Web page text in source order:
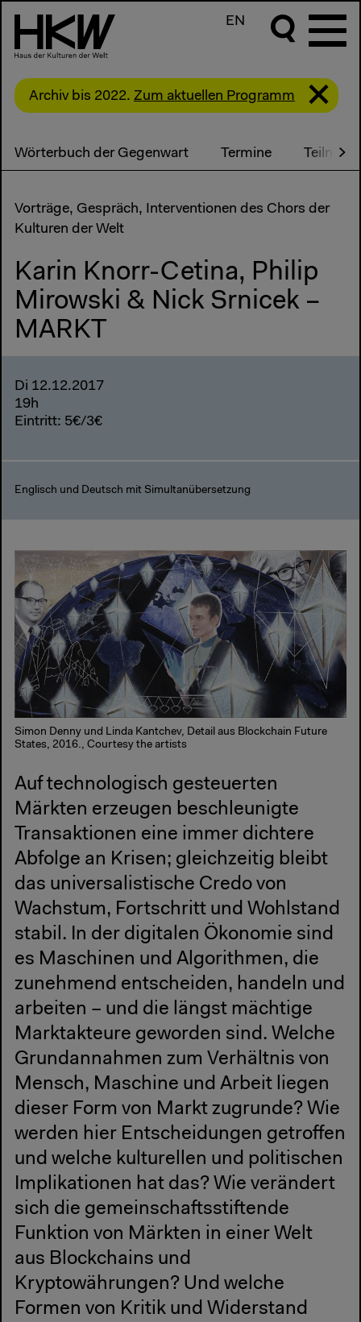
EN
Archiv bis 2022. Zum aktuellen Programm
Wörterbuch der Gegenwart Termine
Vorträge, Gespräch, Interventionen des Chors der
Kulturen der Welt
Karin Knorr-Cetina, Philip
Mirowski & Nick Srnicek –
MARKT
Di 12.12.2017
19h
Eintritt: 5€/3€
Englisch und Deutsch mit Simultanübersetzung
Simon Denny und Linda Kantchev, Detail aus Blockchain Future
States, 2016., Courtesy the artists
Auf technologisch gesteuerten
Märkten erzeugen beschleunigte
Transaktionen eine immer dichtere
Abfolge an Krisen; gleichzeitig bleibt
das universalistische Credo von
Wachstum, Fortschritt und Wohlstand
stabil. In der digitalen Ökonomie sind
es Maschinen und Algorithmen, die
zunehmend entscheiden, handeln und
arbeiten – und die längst mächtige
Marktakteure geworden sind. Welche
Grundannahmen zum Verhältnis von
Mensch, Maschine und Arbeit liegen
dieser Form von Markt zugrunde? Wie
werden hier Entscheidungen getroffen
und welche kulturellen und politischen
Implikationen hat das? Wie verändert
sich die gemeinschaftsstiftende
Funktion von Märkten in einer Welt
aus Blockchains und
Kryptowährungen? Und welche
Formen von Kritik und Widerstand